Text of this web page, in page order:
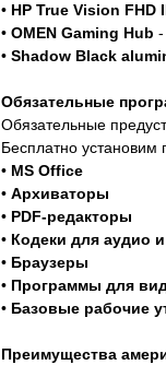
• HP True Vision FHD
• OMEN Gaming Hub
• Shadow Black
Обязательные
Обязательные
Бесплатно установим
• MS Office
• Архиваторы
• PDF-редакторы
• Кодеки для аудио
• Браузеры
• Программы для
• Базовые рабочие
Преимущества